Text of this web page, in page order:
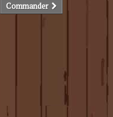
Commander